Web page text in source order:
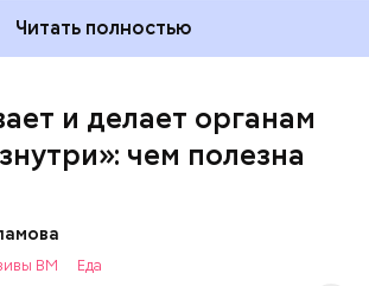
Читать полностью
и делает органам
чем полезна
ВМ
Еда
омолаживающее действие;
как антиоксидант,
нежная и забирает
сахара и соли тяжелых
(в большом количестве) —
беременным женщинам,
нервная трубка у
ее рекомендуют принимать для
он держит сосуды под
более 300 реакций